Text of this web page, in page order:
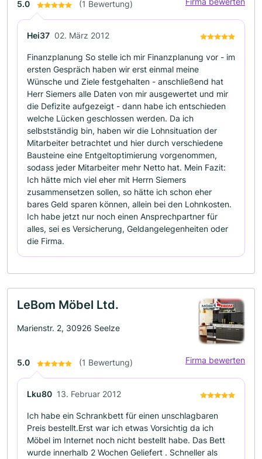
5.0 (1 Bewertung)
Hei37 02. März 2012
Finanzplanung So stelle ich mir Finanzplanung vor - im
ersten Gespräch haben wir erst einmal meine
Wünsche und Ziele festgehalten - anschließend hat
Herr Siemers alle Daten von mir ausgewertet und mir
die Defizite aufgezeigt - dann habe ich entschieden
welche Lücken geschlossen werden. Da ich
selbstständig bin, haben wir die Lohnsituation der
Mitarbeiter betrachtet und hier durch verschiedene
Bausteine eine Entgeltoptimierung vorgenommen,
sodass jeder Mitarbeiter mehr Netto hat. Mein Fazit:
Ich hätte mich viel eher mit Herrn Siemers
zusammensetzen sollen, so hätte ich schon eher
bares Geld sparen können, allein bei den Lohnkosten.
Ich habe jetzt nur noch einen Ansprechpartner für
alles, sei es Versicherung, Geldangelegenheiten oder
die Firma.
LeBom Möbel Ltd.
Marienstr. 2, 30926 Seelze
5.0 (1 Bewertung) Firma bewerten
Lku80 13. Februar 2012
Ich habe ein Schrankbett für einen unschlagbaren
Preis bestellt.Erst war ich etwas Vorsichtig da ich
Möbel im Internet noch nicht bestellt habe. Das Bett
wurde innerhalb 2 Wochen Geliefert . Schneller als